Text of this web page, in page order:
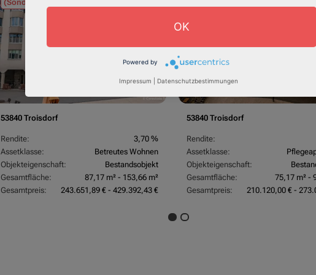
(Sondergutachten)
53840 Troisdorf
Rendite:
3,70 %
Assetklasse:
Betreutes Wohnen
Objekteigenschaft:
Bestandsobjekt
Gesamtfläche:
87,17 m² - 153,66 m²
Gesamtpreis:
243.651,89 € - 429.392,43 €
53840 Troisdorf
Rendite:
Assetklasse:
Objekteigenschaft:
Gesamtfläche:
75,17 m² -
Gesamtpreis:
210.120,00 € -
OK
Powered by
Impressum Datenschutzbestimmungen